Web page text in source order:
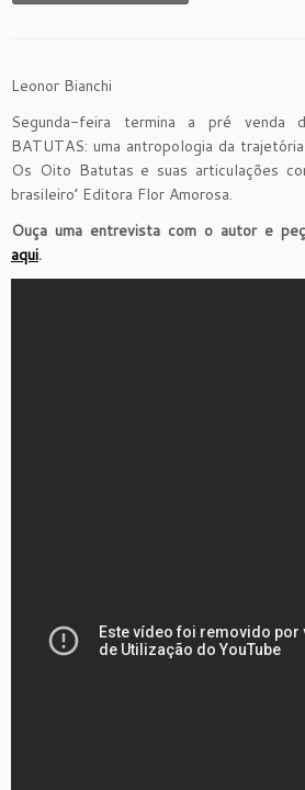
Leonor Bianchi
Segunda-feira termina a pré venda
BATUTAS: uma antropologia da
Os Oito Batutas e suas articulações
brasileiro’ Editora Flor Amorosa.
Ouça uma entrevista com o autor e
aqui.